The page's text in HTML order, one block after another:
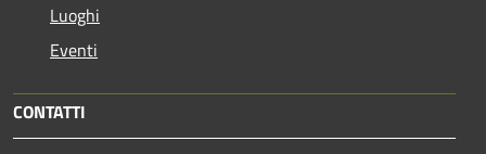
Luoghi
Eventi
CONTATTI